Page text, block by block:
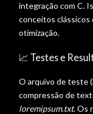
integração com C.
conceitos clássicos
otimização.
📈 Testes e
O arquivo de teste (
compressão de
loremipsum.txt. Os